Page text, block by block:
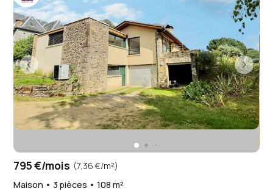
795 €/mois (7,36 €/m²)
Maison • 3 pièces • 108 m²